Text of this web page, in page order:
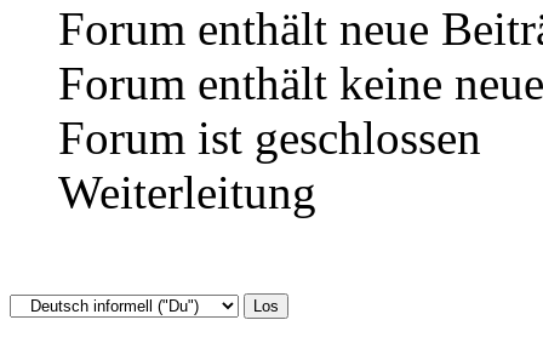
Forum enthält neue
Forum enthält keine
Forum ist geschlossen
Weiterleitung